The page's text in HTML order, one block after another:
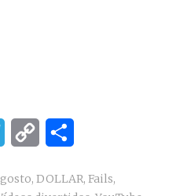
Telegram
Copy
, DOLLAR, Fails,